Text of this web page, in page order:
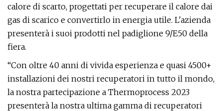
calore di scarto, progettati per recuperare il calore dai
gas di scarico e convertirlo in energia utile. L'azienda
presenterà i suoi prodotti nel padiglione 9/E50 della
fiera.
“Con oltre 40 anni di vivida esperienza e quasi 4500+
installazioni dei nostri recuperatori in tutto il mondo,
la nostra partecipazione a Thermoprocess 2023
presenterà la nostra ultima gamma di recuperatori